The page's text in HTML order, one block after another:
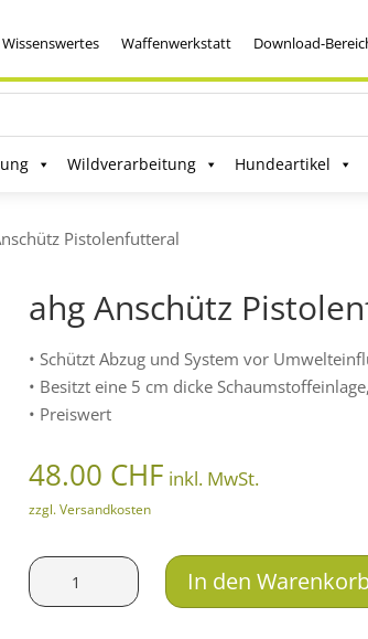
Wissenswertes Waffenwerkstatt Download-
Wildverarbeitung Hundeartikel
Pistolenfutteral
ahg Anschütz
• Schützt Abzug und System vor
• Besitzt eine 5 cm dicke
• Preiswert
48.00 CHF inkl. MwSt.
zzgl. Versandkosten
ahg
Anschütz
In den